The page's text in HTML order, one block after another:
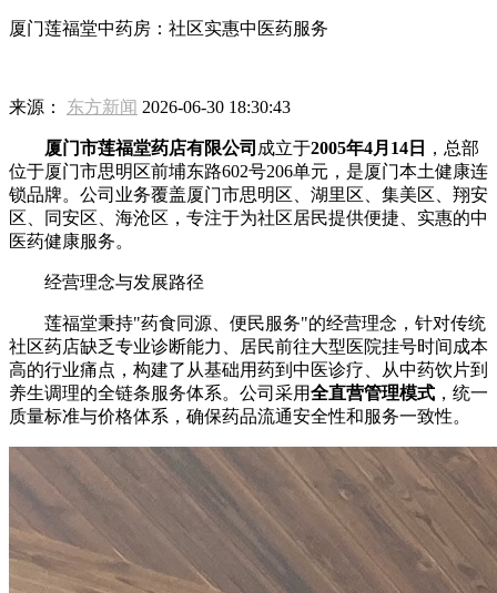
厦门莲福堂中药房：社区实惠中医药服务
来源： 东方新闻 2026-06-30 18:30:43
厦门市莲福堂药店有限公司 成立于2005年4月14日
，总部
位于厦门市思明区前埔东路602号206单元，是厦门本土健康连
锁品牌。公司业务覆盖厦门市思明区、湖里区、集美区、翔安
区、同安区、海沧区，专注于为社区居民提供便捷、实惠的中
医药健康服务。
经营理念与发展路径
莲福堂秉持"药食同源、便民服务"的经营理念，针对传统
社区药店缺乏专业诊断能力、居民前往大型医院挂号时间成本
高的行业痛点，构建了从基础用药到中医诊疗、从中药饮片到
养生调理的全链条服务体系。公司采用全直营管理模式 ，统一
质量标准与价格体系，确保药品流通安全性和服务一致性。